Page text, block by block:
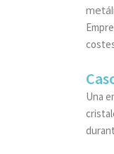
Una